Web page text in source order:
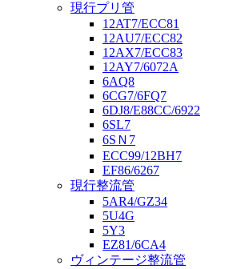
現行プリ管
12AT7/ECC81
12AU7/ECC82
12AX7/ECC83
12AY7/6072A
6AQ8
6CG7/6FQ7
6DJ8/E88CC/6922
6SL7
6SＮ7
ECC99/12BH7
EF86/6267
現行整流管
5AR4/GZ34
5U4G
5Y3
EZ81/6CA4
ヴィンテージ整流管